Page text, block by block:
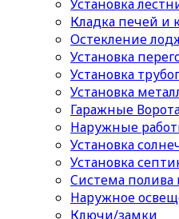
Установка
Кладка печей и
Остекление
Установка
Установка
Установка
Гаражные
Наружные
Установка
Установка
Cистема полива
Наружное
Ключи/замки